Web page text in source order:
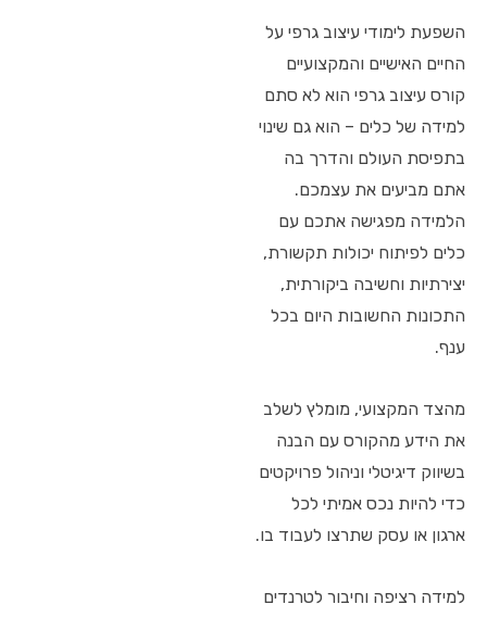
השפעת לימודי עיצוב גרפי על
החיים האישיים והמקצועיים
קורס עיצוב גרפי הוא לא סתם
למידה של כלים – הוא גם שינוי
בתפיסת העולם והדרך בה
אתם מביעים את עצמכם.
הלמידה מפגישה אתכם עם
כלים לפיתוח יכולות תקשורת,
יצירתיות וחשיבה ביקורתית,
התכונות החשובות היום בכל
ענף.
מהצד המקצועי, מומלץ לשלב
את הידע מהקורס עם הבנה
בשיווק דיגיטלי וניהול פרויקטים
כדי להיות נכס אמיתי לכל
ארגון או עסק שתרצו לעבוד בו.
למידה רציפה וחיבור לטרנדים